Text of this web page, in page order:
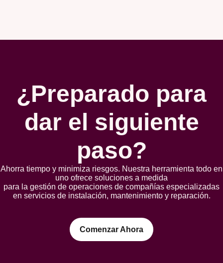
¿Preparado para
dar el siguiente
paso?
Ahorra tiempo y minimiza riesgos. Nuestra herramienta todo en
uno ofrece soluciones a medida
para la gestión de operaciones de compañías especializadas
en servicios de instalación, mantenimiento y reparación.
Comenzar Ahora